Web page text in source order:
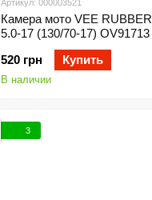
Артикул: 000003521
Камера мото VEE RUBBER
5.0-17 (130/70-17) OV91713
520 грн
Купить
В наличии
3